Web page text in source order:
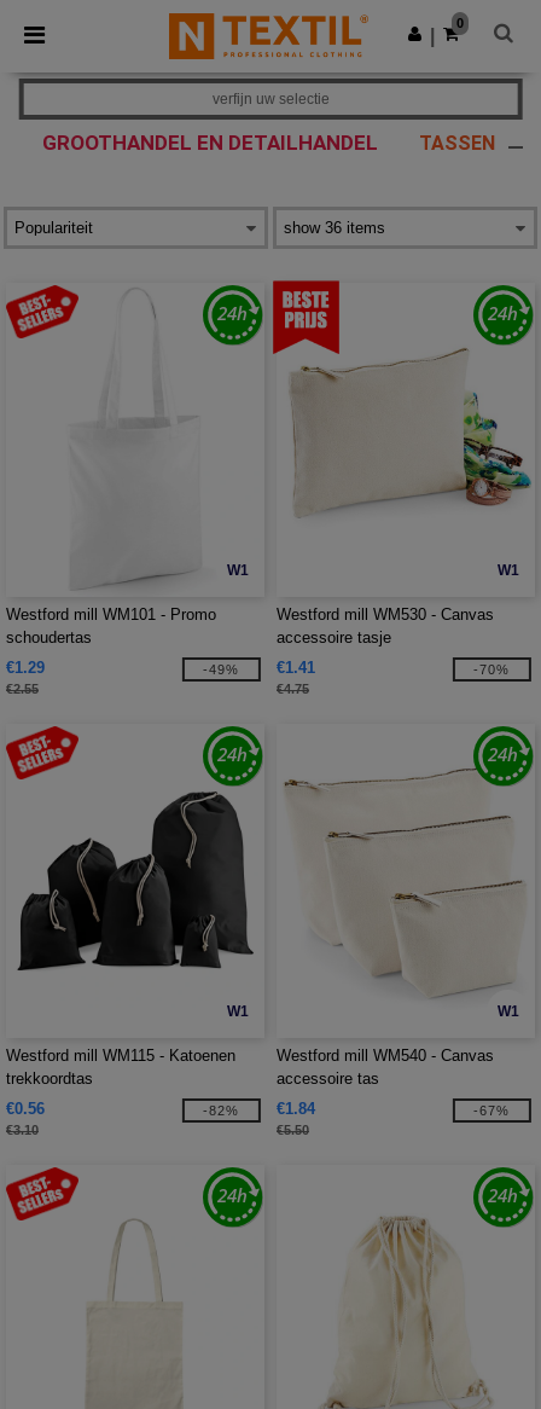
× Ntextil-app
Betere prijzen in de app!
Download app
0
GROOTHANDEL EN DETAILHANDEL TASSEN
verfijn uw selectie
W1
Westford mill WM101 - Promo
schoudertas
€1.29
€2.55
-49%
W1
Westford mill WM530 - Canvas
accessoire tasje
€1.41
€4.75
-70%
W1
Westford mill WM115 - Katoenen
trekkoordtas
€0.56
€3.10
-82%
W1
Westford mill WM540 - Canvas
accessoire tas
€1.84
€5.50
-67%